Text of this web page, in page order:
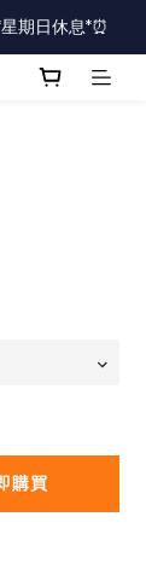
期日休息*⏰
期日休息*⏰
期日休息*⏰
購買